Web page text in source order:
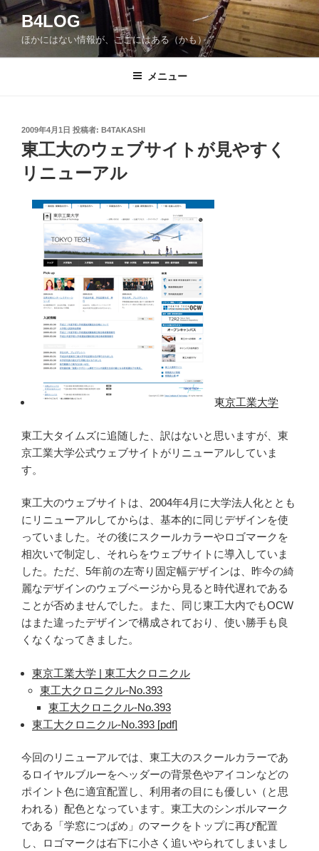
コ
ン
ン
B4LOG
ほかにはない情報が、ここにはある（かも）。
メニュー
投
稿
日:
2009年4月1日 投稿者: B4TAKASHI
東工大のウェブサイトが見やすく
リニューアル
東京工業大学
東工大タイムズに追随した、訳はないと思いますが、東
京工業大学公式ウェブサイトがリニューアルしていま
す。
東工大のウェブサイトは、2004年4月に大学法人化ととも
にリニューアルしてからは、基本的に同じデザインを使
っていました。その後にスクールカラーやロゴマークを
相次いで制定し、それらをウェブサイトに導入していま
した。ただ、5年前の左寄り固定幅デザインは、昨今の綺
麗なデザインのウェブページから見ると時代遅れである
ことが否めませんでした。また、同じ東工大内でもOCW
はまた違ったデザインで構成されており、使い勝手も良
くなくなってきました。
東京工業大学 | 東工大クロニクル
東工大クロニクル-No.393
東工大クロニクル-No.393
東工大クロニクル-No.393 [pdf]
今回のリニューアルでは、東工大のスクールカラーであ
るロイヤルブルーをヘッダーの背景色やアイコンなどの
ポイント色に適宜配置し、利用者の目にも優しい（と思
われる）配色となっています。東工大のシンボルマーク
である「学窓につばめ」のマークをトップに再び配置
し、ロゴマークは右下に小さく追いやられてしまいまし